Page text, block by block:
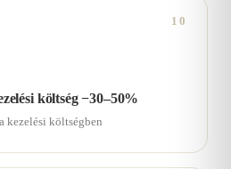
10
költség −30–50%
kezelési költségben